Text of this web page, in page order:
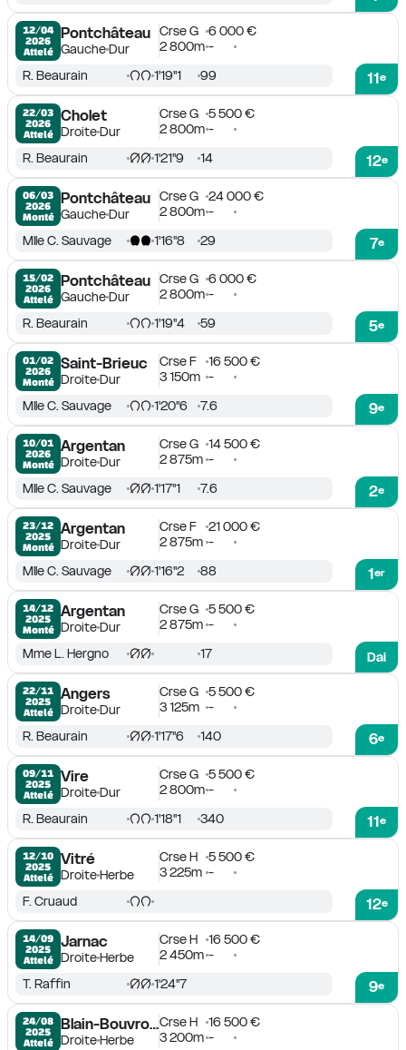
12/04
2026
Attelé
Pontchâteau
GaucheDur
Crse G
6 000 €
2 800m -
11e
R. Beaurain 1'19''1 99
22/03
2026
Attelé
Cholet
DroiteDur
Crse G
5 500 €
2 800m -
12e
R. Beaurain 1'21''9 14
06/03
2026
Monté
Pontchâteau
GaucheDur
Crse G
24 000 €
2 800m -
7e
Mlle C. Sauvage 1'16''8 29
15/02
2026
Attelé
Pontchâteau
GaucheDur
Crse G
6 000 €
2 800m -
5e
R. Beaurain 1'19''4 59
01/02
2026
Monté
Saint-Brieuc
DroiteDur
Crse F
16 500 €
3 150m -
9e
Mlle C. Sauvage 1'20''6 7.6
10/01
2026
Monté
Argentan
DroiteDur
Crse G
14 500 €
2 875m -
2e
Mlle C. Sauvage 1'17''1 7.6
23/12
2025
Monté
Argentan
DroiteDur
Crse F
21 000 €
2 875m -
1er
Mlle C. Sauvage 1'16''2 88
14/12
2025
Monté
Argentan
DroiteDur
Crse G
5 500 €
2 875m -
Dai
Mme L. Hergno 17
22/11
2025
Attelé
Angers
DroiteDur
Crse G
5 500 €
3 125m -
6e
R. Beaurain 1'17''6 140
09/11
2025
Attelé
Vire
DroiteDur
Crse G
5 500 €
2 800m -
11e
R. Beaurain 1'18''1 340
12/10
2025
Attelé
Vitré
DroiteHerbe
Crse H
5 500 €
3 225m -
12e
F. Cruaud
14/09
2025
Attelé
Jarnac
DroiteHerbe
Crse H
16 500 €
2 450m -
9e
T. Raffin 1'24''7
24/08
2025
Attelé
Blain-Bouvron-Le Gâvre
DroiteHerbe
Crse H
16 500 €
3 200m -